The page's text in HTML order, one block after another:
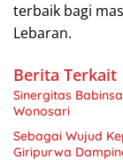
terbaik bagi
Lebaran.
Berita Terkait
Sinergitas
Wonosari
Sebagai Wujud
Giripurwa